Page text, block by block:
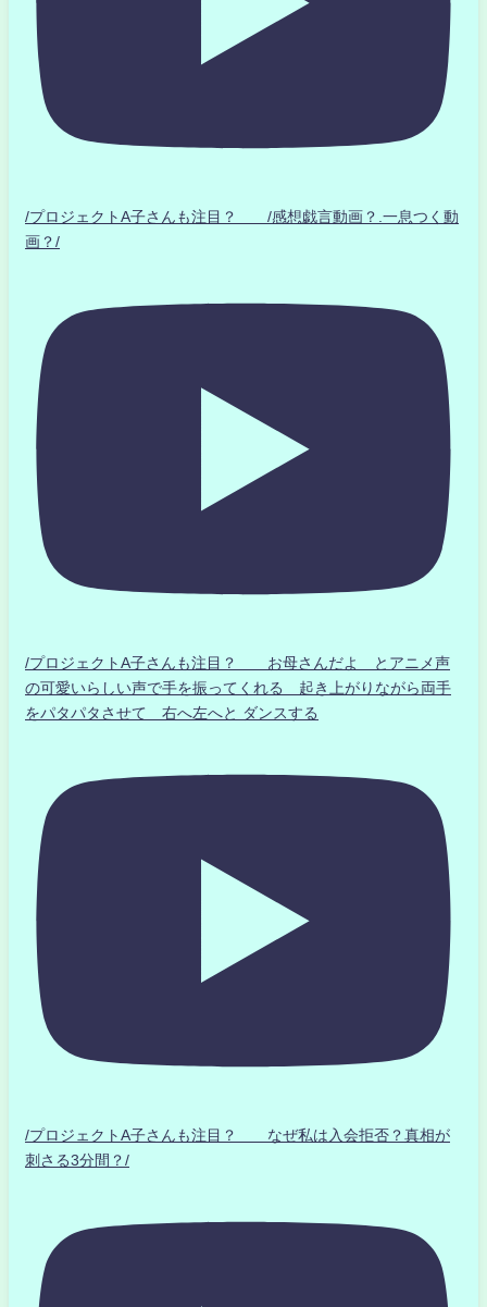
/プロジェクトA子さんも注目？ /感想戯言動画？.一息つく動
画？/
/プロジェクトA子さんも注目？ お母さんだよ とアニメ声
の可愛いらしい声で手を振ってくれる 起き上がりながら両手
をパタパタさせて 右へ左へと ダンスする
/プロジェクトA子さんも注目？ なぜ私は入会拒否？真相が
刺さる3分間？/